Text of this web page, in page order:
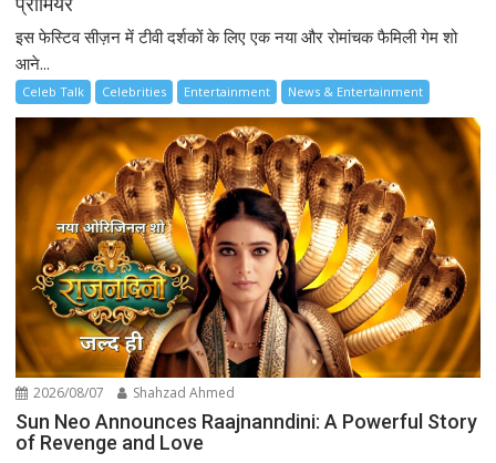
इस फेस्टिव सीज़न में टीवी दर्शकों के लिए एक नया और रोमांचक फैमिली गेम शो
आने...
Celeb Talk Celebrities Entertainment News & Entertainment
2026/08/07 Shahzad Ahmed
Sun Neo Announces Raajnanndini: A Powerful Story
of Revenge and Love